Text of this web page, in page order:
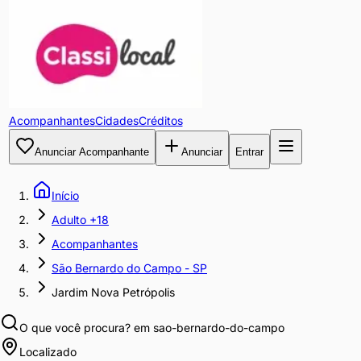
AcompanhantesCidadesCréditos
Anunciar Acompanhante Anunciar Entrar
Início
Adulto +18
Acompanhantes
São Bernardo do Campo - SP
Jardim Nova Petrópolis
O que você procura? em sao-bernardo-do-campo
Localizado